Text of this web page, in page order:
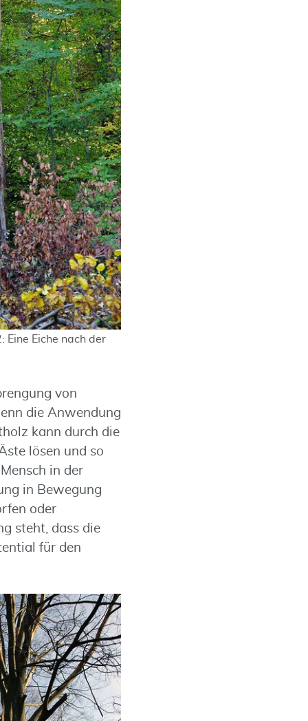
Eine Eiche nach der
von
die Anwendung
kann durch die
lösen und so
in der
in Bewegung
oder
steht, dass die
für den